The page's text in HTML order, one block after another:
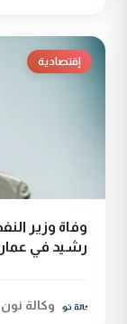
إقتصادية
وفاة وزير
رشيد في عمان عن
وكالة نون